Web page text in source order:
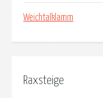
Weichtalklamm
Raxsteige